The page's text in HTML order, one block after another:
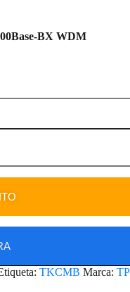
BX WDM
TKCMB Marca: